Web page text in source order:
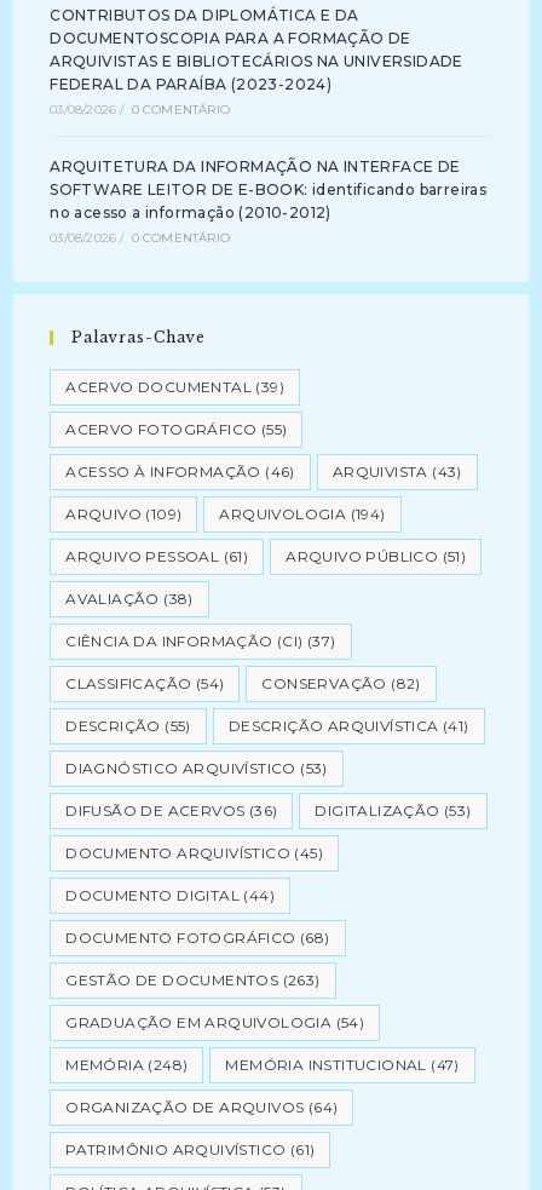
CONTRIBUTOS DA DIPLOMÁTICA E DA
DOCUMENTOSCOPIA PARA A FORMAÇÃO DE
ARQUIVISTAS E BIBLIOTECÁRIOS NA UNIVERSIDADE
FEDERAL DA PARAÍBA (2023-2024)
03/08/2026 / 0 COMENTÁRIO
ARQUITETURA DA INFORMAÇÃO NA INTERFACE DE
SOFTWARE LEITOR DE E-BOOK: identificando barreiras
no acesso a informação (2010-2012)
03/08/2026 / 0 COMENTÁRIO
Palavras-Chave
ACERVO DOCUMENTAL (39)
ACERVO FOTOGRÁFICO (55)
ACESSO À INFORMAÇÃO (46) ARQUIVISTA (43)
ARQUIVO (109) ARQUIVOLOGIA (194)
ARQUIVO PESSOAL (61) ARQUIVO PÚBLICO (51)
AVALIAÇÃO (38)
CIÊNCIA DA INFORMAÇÃO (CI) (37)
CLASSIFICAÇÃO (54) CONSERVAÇÃO (82)
DESCRIÇÃO (55) DESCRIÇÃO ARQUIVÍSTICA (41)
DIAGNÓSTICO ARQUIVÍSTICO (53)
DIFUSÃO DE ACERVOS (36) DIGITALIZAÇÃO (53)
DOCUMENTO ARQUIVÍSTICO (45)
DOCUMENTO DIGITAL (44)
DOCUMENTO FOTOGRÁFICO (68)
GESTÃO DE DOCUMENTOS (263)
GRADUAÇÃO EM ARQUIVOLOGIA (54)
MEMÓRIA (248) MEMÓRIA INSTITUCIONAL (47)
ORGANIZAÇÃO DE ARQUIVOS (64)
PATRIMÔNIO ARQUIVÍSTICO (61)